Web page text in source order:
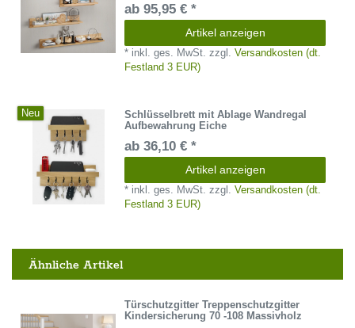
ab 95,95 € *
Artikel anzeigen
* inkl. ges. MwSt. zzgl.Versandkosten (dt.
Festland 3 EUR)
Neu
Schlüsselbrett mit Ablage Wandregal
Aufbewahrung Eiche
ab 36,10 € *
Artikel anzeigen
* inkl. ges. MwSt. zzgl.Versandkosten (dt.
Festland 3 EUR)
Ähnliche Artikel
Türschutzgitter Treppenschutzgitter
Kindersicherung 70 -108 Massivholz